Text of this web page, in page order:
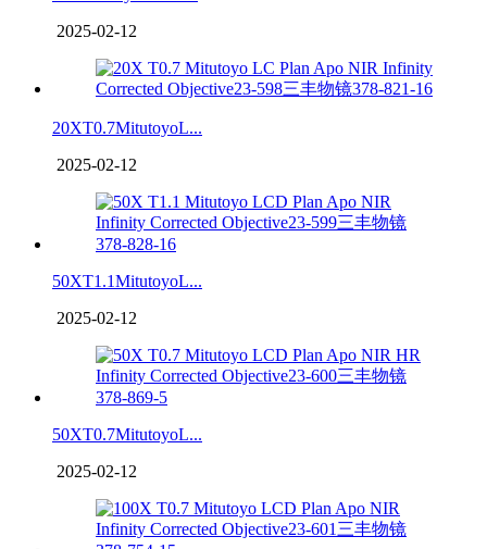
2025-02-12
20XT0.7MitutoyoL...
2025-02-12
50XT1.1MitutoyoL...
2025-02-12
50XT0.7MitutoyoL...
2025-02-12